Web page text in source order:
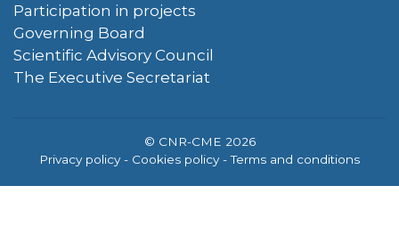
Participation in projects
Governing Board
Scientific Advisory Council
The Executive Secretariat
© CNR-CME 2026
Privacy policy- Cookies policy- Terms and conditions